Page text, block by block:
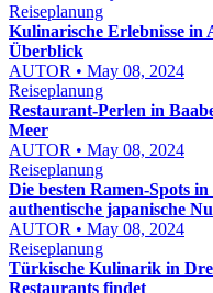
Reiseplanung
Kulinarische Erlebnisse in
Überblick
AUTOR • May 08, 2024
Reiseplanung
Restaurant-Perlen in
Meer
AUTOR • May 08, 2024
Reiseplanung
Die besten Ramen-Spots
authentische japanische
AUTOR • May 08, 2024
Reiseplanung
Türkische Kulinarik in
Restaurants findet